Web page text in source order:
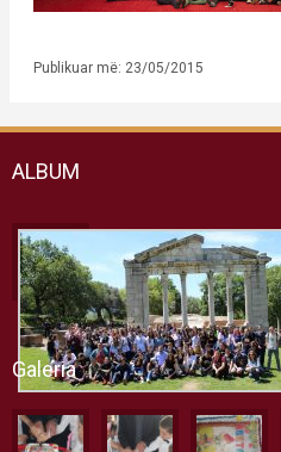
Publikuar më: 23/05/2015
ALBUM
Galeria